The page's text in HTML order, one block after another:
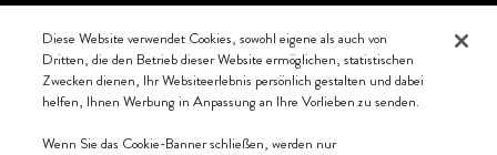
Moleskine ® ist ein eingetragenes Warenzeichen von Moleskine Srl a
socio unico
Italia - P. IVA / CCIAA n. 07234480965 - REA MI 1945400 - Cap.
Diese Website verwendet Cookies, sowohl eigene als auch von
Dritten, die den Betrieb dieser Website ermöglichen, statistischen
Zwecken dienen, Ihr Websiteerlebnis persönlich gestalten und dabei
helfen, Ihnen Werbung in Anpassung an Ihre Vorlieben zu senden.
Wenn Sie das Cookie-Banner schließen, werden nur